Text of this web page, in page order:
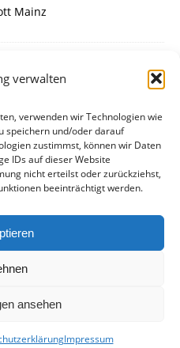
verwalten
verwenden wir Technologien wie
speichern und/oder darauf
zustimmst, können wir Daten
IDs auf dieser Website
nicht erteilst oder zurückziehst,
beeinträchtigt werden.
ansehen
Impressum
Mainz
Worms